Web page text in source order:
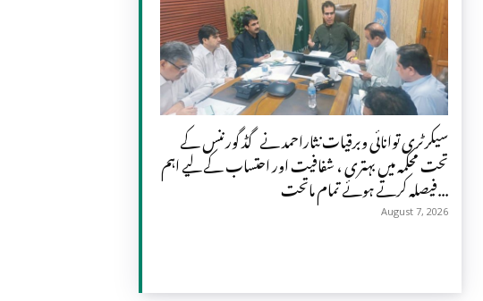
سیکرٹری توانائی وبرقیات نثاراحمد نے گڈ گورننس کے
تحت محکمہ میں بہتری ، شفافیت اور احتساب کے لیے اہم
فیصلہ کرتے ہوئے تمام ماتحت...
August 7, 2026